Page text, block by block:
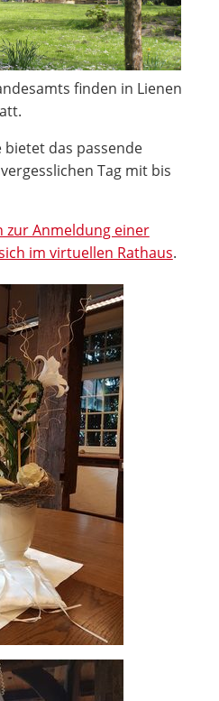
finden in Lienen
bietet das passende
Tag mit bis
Anmeldung einer
im virtuellen Rathaus.